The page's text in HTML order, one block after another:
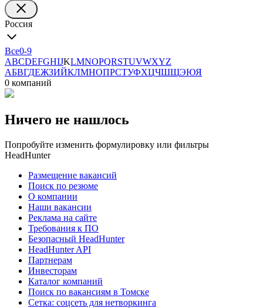
Россия
Все0-9
ABCDEFGHIJKLMNOPQRSTUVWXYZ
АБВГДЕЖЗИЙКЛМНОПРСТУФХЦЧШЩЭЮЯ
0 компаний
Ничего не нашлось
Попробуйте изменить формулировку или фильтры
HeadHunter
Размещение вакансий
Поиск по резюме
О компании
Наши вакансии
Реклама на сайте
Требования к ПО
Безопасный HeadHunter
HeadHunter API
Партнерам
Инвесторам
Каталог компаний
Поиск по вакансиям в Томске
Сетка: соцсеть для нетворкинга